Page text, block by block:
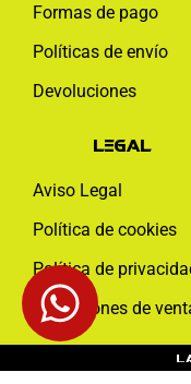
Formas de pago
Políticas de envío
Devoluciones
Legal
Aviso Legal
Política de cookies
Política de
Condiciones de